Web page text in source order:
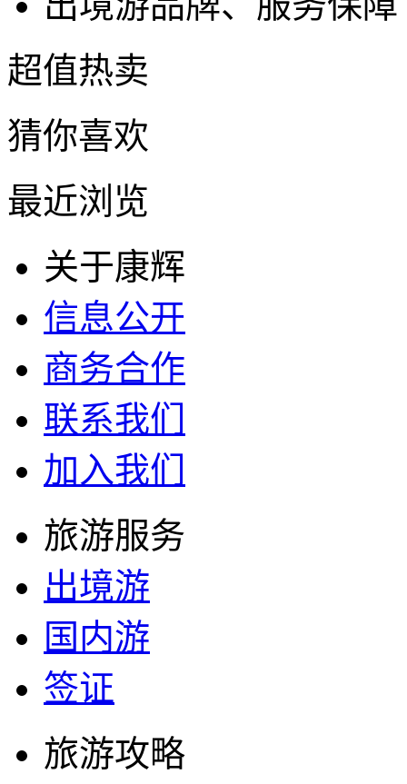
超值热卖
猜你喜欢
最近浏览
关于康辉
信息公开
商务合作
联系我们
加入我们
旅游服务
出境游
国内游
签证
旅游攻略